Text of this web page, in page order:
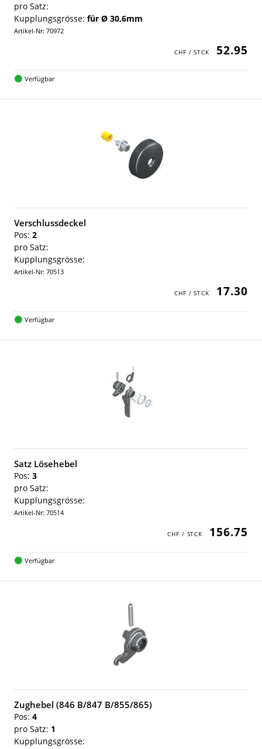
pro Satz:
Kupplungsgrösse: für Ø 30,6mm
Artikel-Nr: 70972
52.95
Verfügbar
Verschlussdeckel
Pos: 2
pro Satz:
Kupplungsgrösse:
Artikel-Nr: 70513
17.30
Verfügbar
Satz Lösehebel
Pos: 3
pro Satz:
Kupplungsgrösse:
Artikel-Nr: 70514
156.75
Verfügbar
Zughebel (846 B/847 B/855/865)
Pos: 4
pro Satz: 1
Kupplungsgrösse: